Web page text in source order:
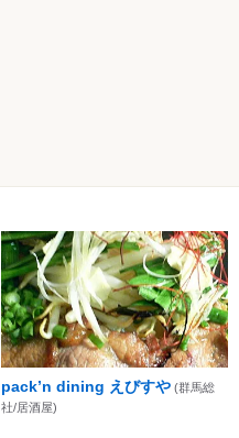
pack’n dining えびすや (群馬総
社/居酒屋)